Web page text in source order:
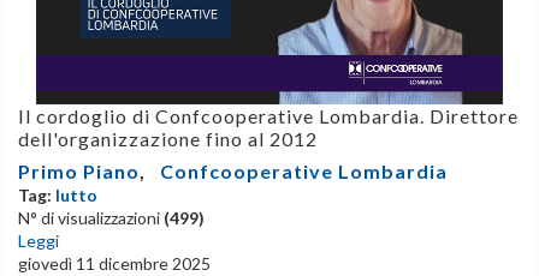
Il cordoglio di Confcooperative Lombardia. Direttore
dell'organizzazione fino al 2012
Primo Piano
Confcooperative Lombardia
Tag: lutto
N° di visualizzazioni (499)
Leggi
giovedì 11 dicembre 2025